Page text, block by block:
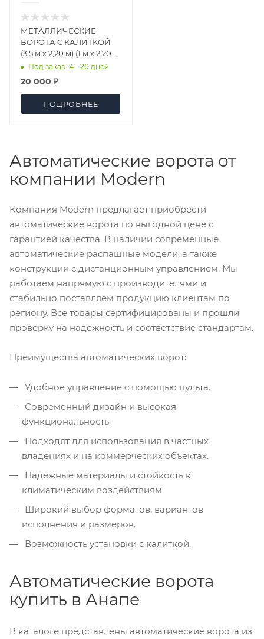
МЕТАЛЛИЧЕСКИЕ
ВОРОТА С КАЛИТКОЙ
(3,5 м х 2,20 м) (1 м х 2,20
м) Под заказ 14 - 20 дней
20 000 ₽
ПОДРОБНЕЕ
Автоматические ворота от
компании Modern
Компания Modern предлагает приобрести
автоматические ворота по выгодной цене с
гарантией качества. В наличии современные
автоматические распашные модели, а также
конструкции с дистанционным управлением. Мы
работаем напрямую с производителями и
стабильно поставляем продукцию клиентам по
региону. Все товары сертифицированы и прошли
проверку на надежность и соответствие стандартам.
Преимущества автоматических ворот:
Удобное управление с помощью пульта.
Современный дизайн и высокая
функциональность.
Подходят для использования в частных
владениях и на коммерческих объектах.
Надежные материалы и стойкость к
климатическим воздействиям.
Широкий выбор форматов, вариантов
исполнения и размеров.
Возможность установки с калиткой.
Автоматические ворота
купить в Анапе
В каталоге представлены автоматические ворота из